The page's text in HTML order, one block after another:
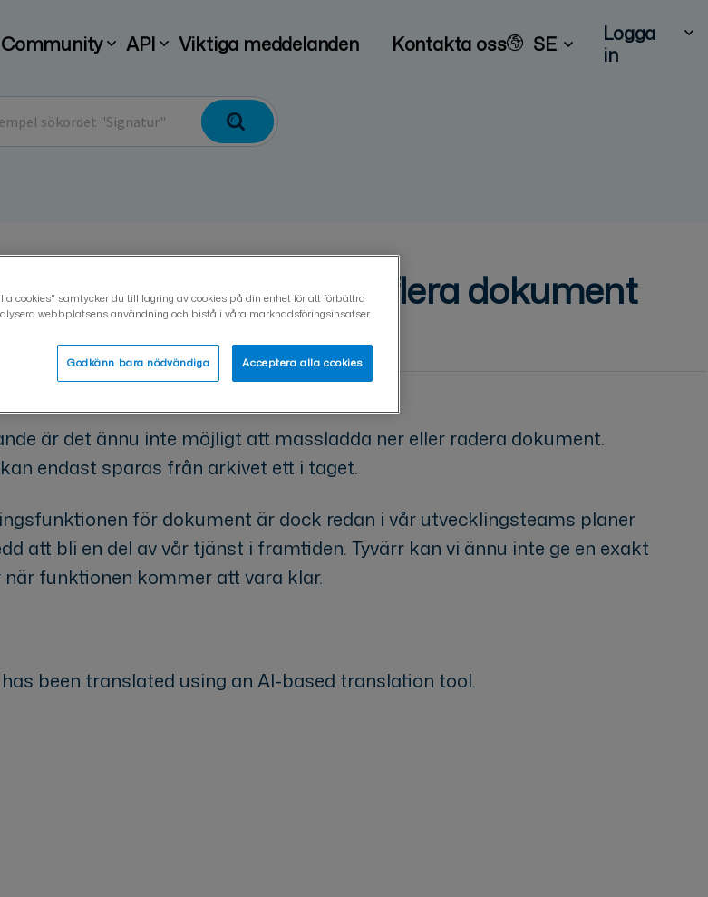
Community API Viktiga meddelanden Kontakta oss SE
Logga
in
ladda ner eller ta bort flera dokument
är det ännu inte möjligt att massladda ner eller radera dokument.
endast sparas från arkivet ett i taget.
för dokument är dock redan i vår utvecklingsteams planer
att bli en del av vår tjänst i framtiden. Tyvärr kan vi ännu inte ge en exakt
funktionen kommer att vara klar.
been translated using an AI-based translation tool.
cookies" samtycker du till lagring av cookies på din enhet för att förbättra
webbplatsens användning och bistå i våra marknadsföringsinsatser.
Godkänn bara nödvändiga Acceptera alla cookies